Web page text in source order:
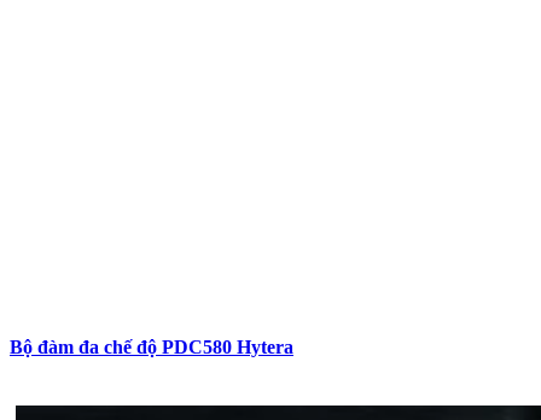
Bộ đàm đa chế độ PDC580 Hytera